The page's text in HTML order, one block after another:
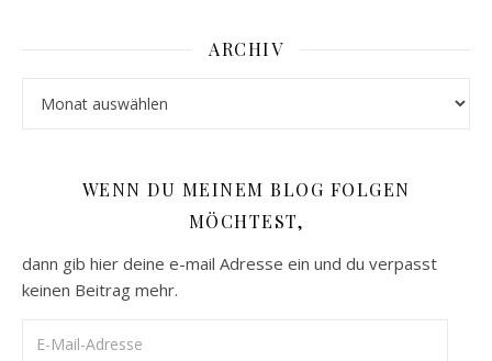
ARCHIV
WENN DU MEINEM BLOG FOLGEN
MÖCHTEST,
dann gib hier deine e-mail Adresse ein und du verpasst
keinen Beitrag mehr.